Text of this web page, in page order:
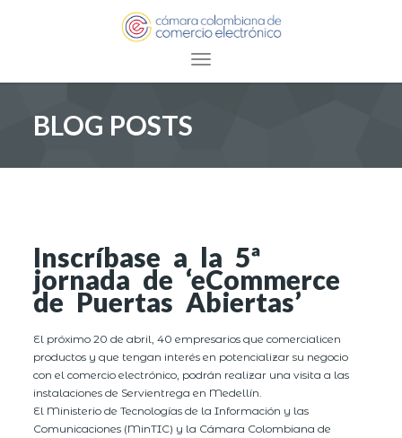
Toggle navigation
BLOG POSTS
Inscríbase a la 5ª
jornada de ‘eCommerce
de Puertas Abiertas’
El próximo 20 de abril, 40 empresarios que comercialicen
productos y que tengan interés en potencializar su negocio
con el comercio electrónico, podrán realizar una visita a las
instalaciones de Servientrega en Medellín.
El Ministerio de Tecnologías de la Información y las
Comunicaciones (MinTIC) y la Cámara Colombiana de